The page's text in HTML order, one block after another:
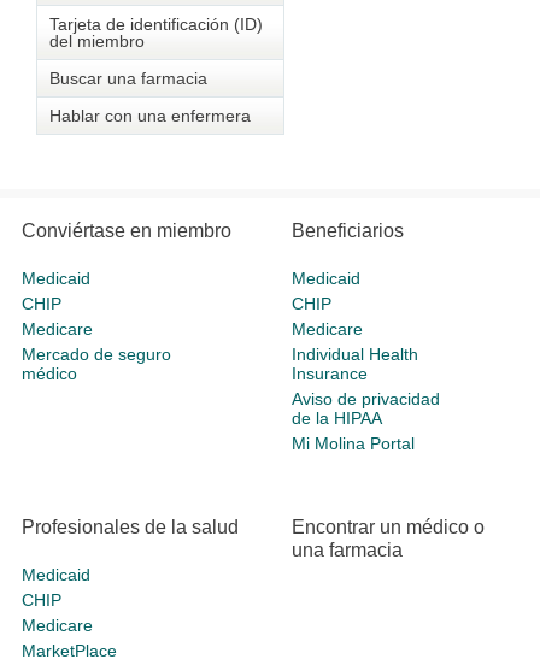
Tarjeta de identificación (ID)
del miembro
Buscar una farmacia
Hablar con una enfermera
Conviértase en miembro
Medicaid
CHIP
Medicare
Mercado de seguro
médico
Beneficiarios
Medicaid
CHIP
Medicare
Individual Health
Insurance
Aviso de privacidad
de la HIPAA
Mi Molina Portal
Profesionales de la salud
Medicaid
CHIP
Medicare
MarketPlace
Encontrar un médico o
una farmacia